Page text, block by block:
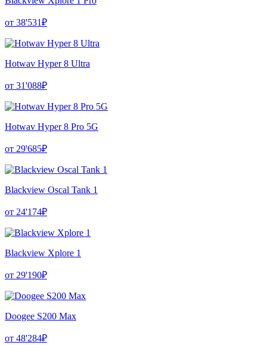
от 38'531₽
Hotwav Hyper 8 Ultra
от 31'088₽
Hotwav Hyper 8 Pro 5G
от 29'685₽
Blackview Oscal Tank 1
от 24'174₽
Blackview Xplore 1
от 29'190₽
Doogee S200 Max
от 48'284₽